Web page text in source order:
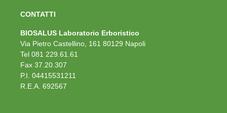
CONTATTI
BIOSALUS Laboratorio Erboristico
Via Pietro Castellino, 161 80129 Napoli
Tel 081 229.61.61
Fax 37.20.307
P.I. 04415531211
R.E.A. 692567